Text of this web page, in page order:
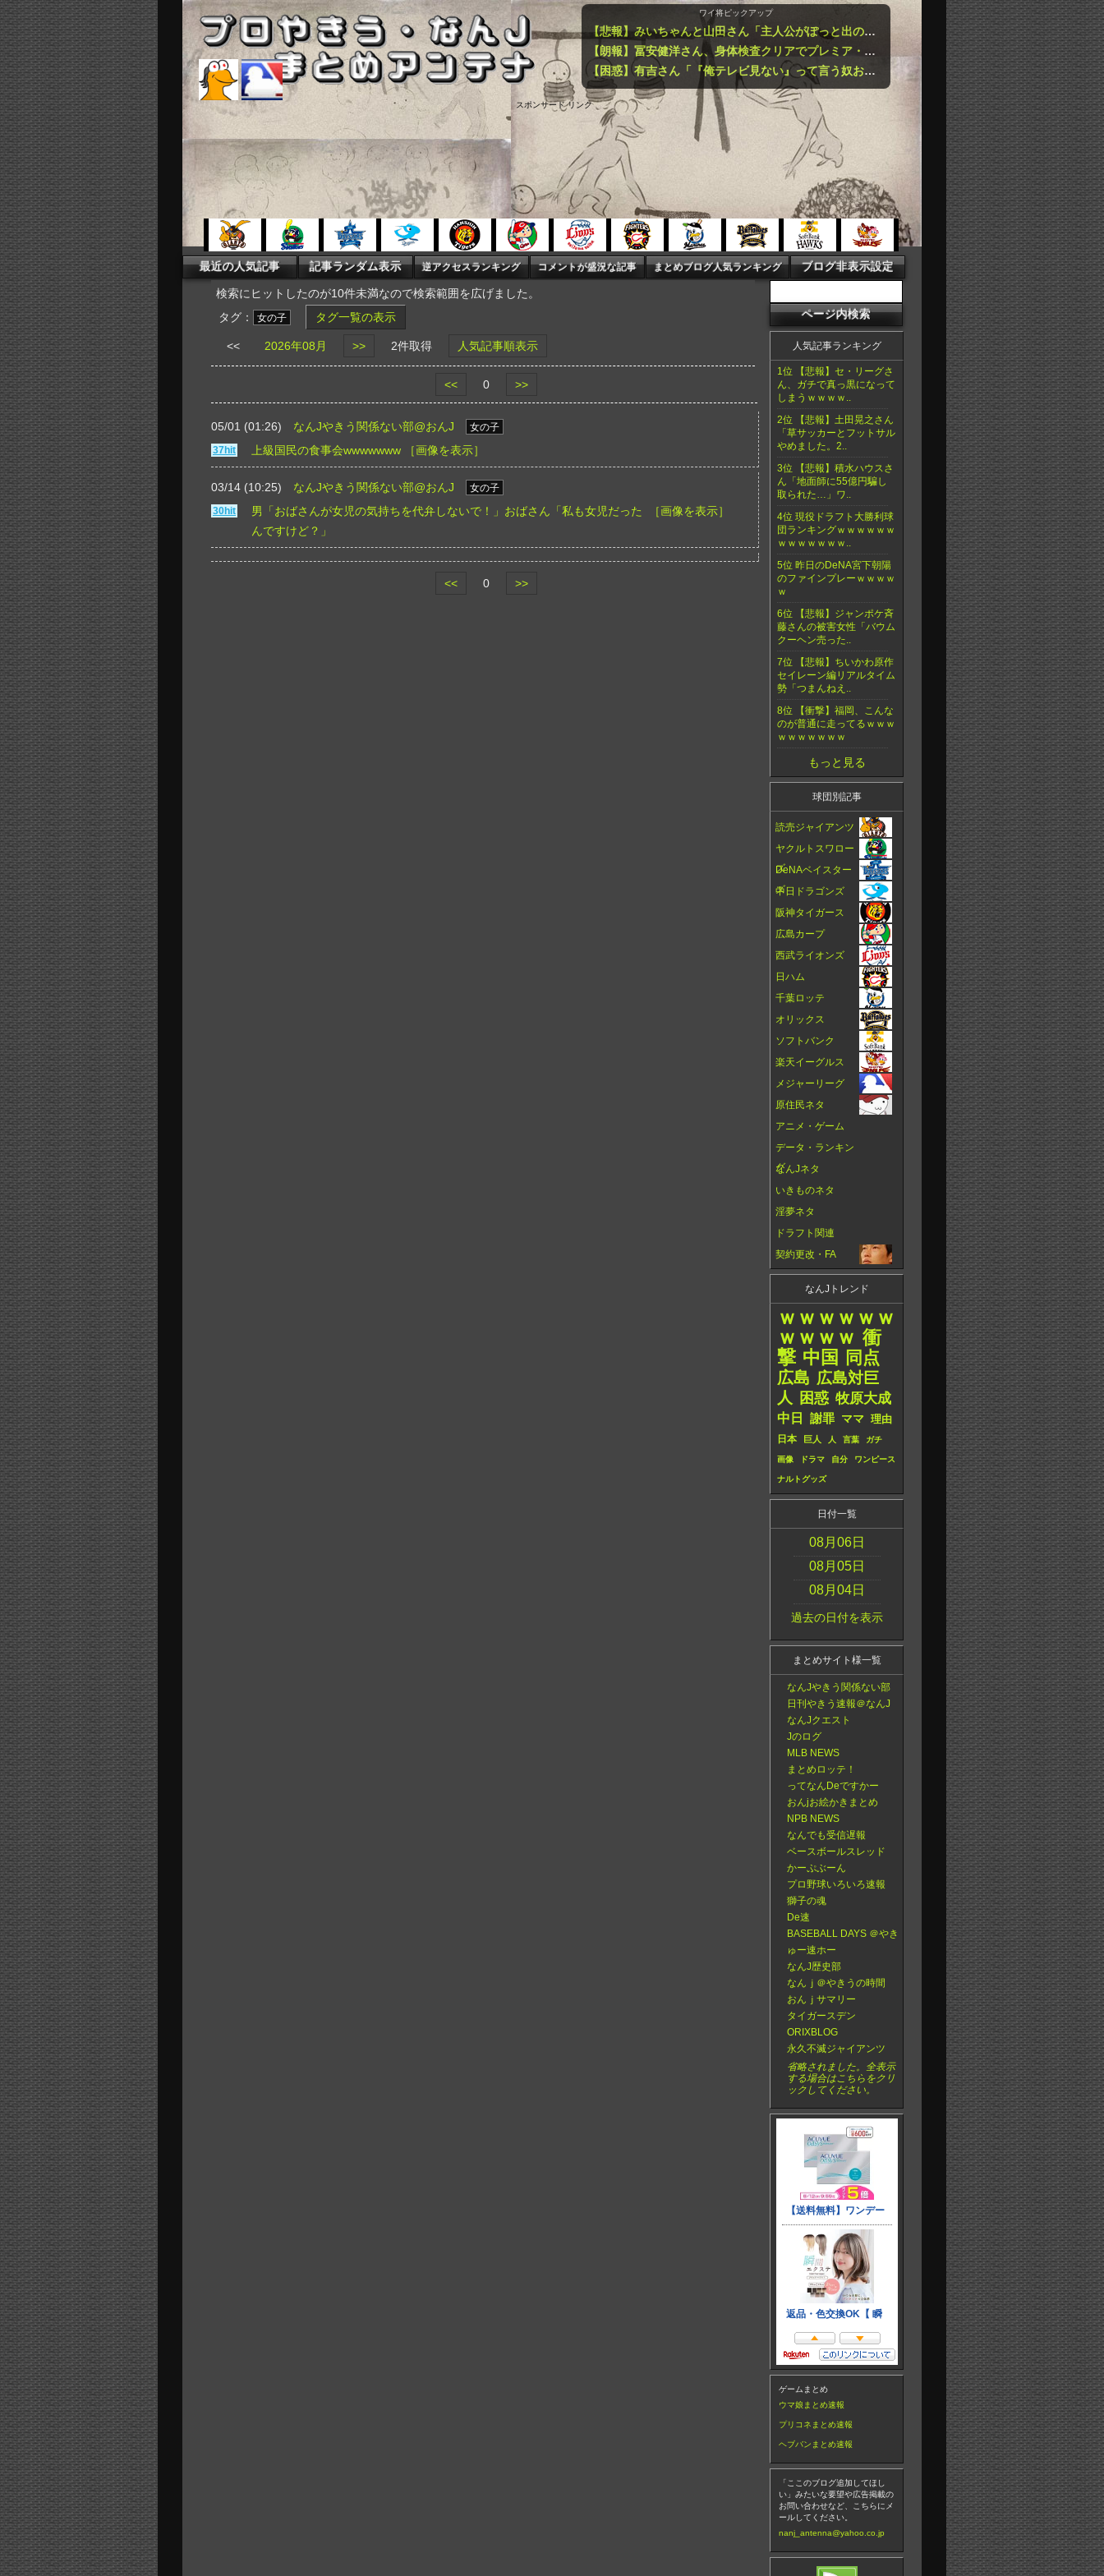
ワイ将ピックアップ
【悲報】みいちゃんと山田さん「主人公がぽっと出のモブに殺されて終わります」←これ・・・・・・・・・
【朗報】冨安健洋さん、身体検査クリアでプレミア・クリスタルパレス入りへｗｗｗｗｗｗｗｗｗｗ
【困惑】有吉さん「『俺テレビ見ない』って言う奴おかしいだろ。団子屋で『団子食べない』って言うか？」・・・・・・・・・
スポンサード リンク
検索にヒットしたのが10件未満なので検索範囲を広げました。
タグ：
女の子 タグ一覧の表示
<< 2026年08月 >> 2件取得 人気記事順表示
<< 0 >>
05/01 (01:26) なんJやきう関係ない部@おんJ
女の子
37hit
上級国民の食事会wwwwwww ［画像を表示］
03/14 (10:25) なんJやきう関係ない部@おんJ
女の子
30hit
男「おばさんが女児の気持ちを代弁しないで！」おばさん「私も女児だった
んですけど？」
［画像を表示］
<< 0 >>
人気記事ランキング
1位 【悲報】セ・リーグさ
ん、ガチで真っ黒になって
しまうｗｗｗｗ..
2位 【悲報】土田晃之さん
「草サッカーとフットサル
やめました。2..
3位 【悲報】積水ハウスさ
ん「地面師に55億円騙し
取られた…」ワ..
4位 現役ドラフト大勝利球
団ランキングｗｗｗｗｗｗ
ｗｗｗｗｗｗｗ..
5位 昨日のDeNA宮下朝陽
のファインプレーｗｗｗｗ
ｗ
6位 【悲報】ジャンポケ斉
藤さんの被害女性「バウム
クーヘン売った..
7位 【悲報】ちいかわ原作
セイレーン編リアルタイム
勢「つまんねえ..
8位 【衝撃】福岡、こんな
のが普通に走ってるｗｗｗ
ｗｗｗｗｗｗｗ
もっと見る
球団別記事
読売ジャイアンツ
ヤクルトスワロー
ズ
DeNAベイスター
ズ
中日ドラゴンズ
阪神タイガース
広島カープ
西武ライオンズ
日ハム
千葉ロッテ
オリックス
ソフトバンク
楽天イーグルス
メジャーリーグ
原住民ネタ
アニメ・ゲーム
データ・ランキン
グ
なんJネタ
いきものネタ
淫夢ネタ
ドラフト関連
契約更改・FA
なんJトレンド
ｗｗｗｗｗｗ
ｗｗｗｗ 衝
撃 中国 同点
広島 広島対巨
人
困惑 牧原大成
中日 謝罪 ママ 理由
日本 巨人 人 言葉 ガチ
画像 ドラマ 自分 ワンピース
ナルトグッズ
日付一覧
08月06日
08月05日
08月04日
過去の日付を表示
まとめサイト様一覧
なんJやきう関係ない部
日刊やきう速報＠なんJ
なんJクエスト
Jのログ
MLB NEWS
まとめロッテ！
ってなんDeですかー
おんjお絵かきまとめ
NPB NEWS
なんでも受信遅報
ベースボールスレッド
かーぷぶーん
プロ野球いろいろ速報
獅子の魂
De速
BASEBALL DAYS ＠やき
ゅー速ホー
なんJ歴史部
なんｊ＠やきうの時間
おんｊサマリー
タイガースデン
ORIXBLOG
永久不滅ジャイアンツ
省略されました。全表示
する場合はこちらをクリ
ックしてください。
ゲームまとめ
ウマ娘まとめ速報
プリコネまとめ速報
ヘブバンまとめ速報
「ここのブログ追加してほし
い」みたいな要望や広告掲載の
お問い合わせなど、こちらにメ
ールしてください。
nanj_antenna@yahoo.co.jp